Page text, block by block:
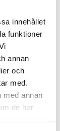
innehållet
funktioner
annan
och
med.
med annan
de har